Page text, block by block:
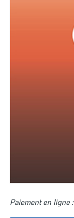
Paiement en ligne :